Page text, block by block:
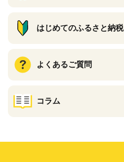
はじめてのふるさと納税
よくあるご質問
コラム